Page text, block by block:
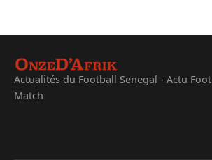
Actualités du Football Senegal - Actu Foot
Match